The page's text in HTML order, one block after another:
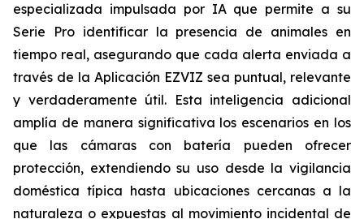
especializada impulsada por IA que permite a su
Serie Pro identificar la presencia de animales en
tiempo real, asegurando que cada alerta enviada a
través de la Aplicación EZVIZ sea puntual, relevante
y verdaderamente útil. Esta inteligencia adicional
amplía de manera significativa los escenarios en los
que las cámaras con batería pueden ofrecer
protección, extendiendo su uso desde la vigilancia
doméstica típica hasta ubicaciones cercanas a la
naturaleza o expuestas al movimiento incidental de